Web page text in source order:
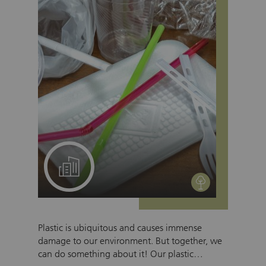
cutting back undergrowth, removing invasive
species, clearing old chestnut trees and
clearing branches. The work will help restore
the sparse forest structure typical for chestnuts
– and with it a piece of living Ticino history.
A project for your team
environment
Plastic is ubiquitous and causes immense
damage to our environment. But together, we
can do something about it! Our plastic